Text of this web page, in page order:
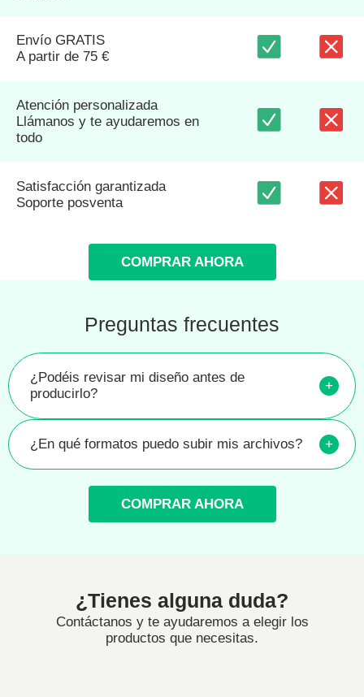
Envío GRATIS
A partir de 75 €
Atención personalizada
Llámanos y te ayudaremos en
todo
Satisfacción garantizada
Soporte posventa
COMPRAR AHORA
Preguntas frecuentes
¿Podéis revisar mi diseño antes de
producirlo?
+
¿En qué formatos puedo subir mis archivos? +
COMPRAR AHORA
¿Tienes alguna duda?
Contáctanos y te ayudaremos a elegir los
productos que necesitas.